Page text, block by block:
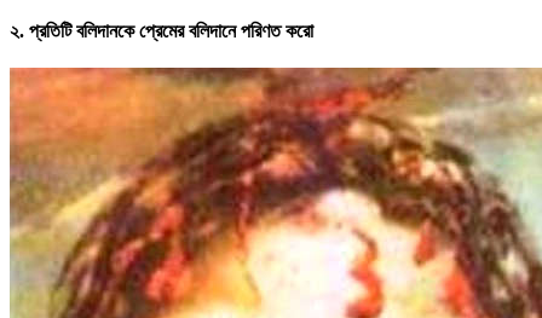
২. প্রতিটি বলিদানকে প্রেমের বলিদানে পরিণত করো